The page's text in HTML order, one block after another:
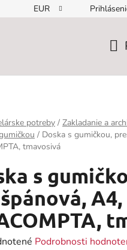
EUR
potreby / Zakladanie a
/ Doska s gumičkou,
tmavosivá
s
A4,
Podrobnosti